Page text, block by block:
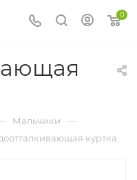
0
Мальчики —
куртка